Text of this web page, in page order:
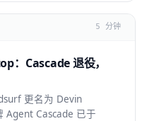
5 分钟
：Cascade 退役，
更名为 Devin
Agent Cascade 已于